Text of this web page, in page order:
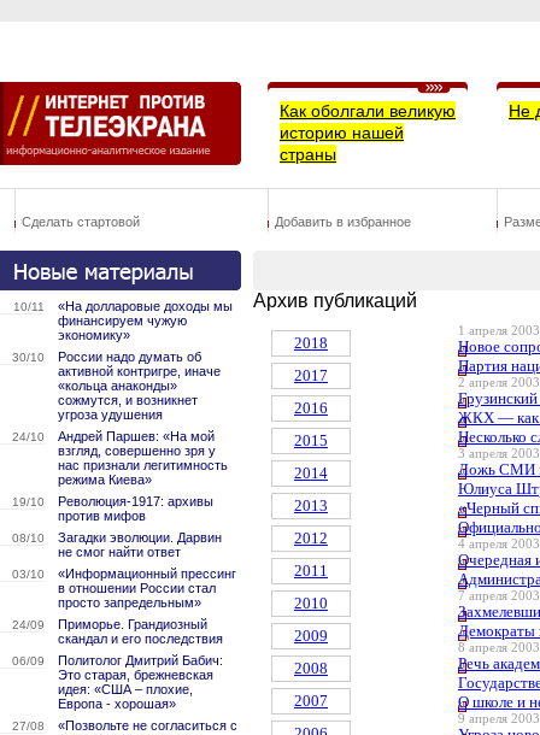
Как оболгали великую
историю нашей
страны
Не
Сделать стартовой Добавить в избранное
10/11
«На долларовые доходы мы
финансируем чужую
экономику»
30/10
России надо думать об
активной контригре, иначе
«кольца анаконды»
сожмутся, и возникнет
угроза удушения
24/10
Андрей Паршев: «На мой
взгляд, совершенно зря у
нас признали легитимность
режима Киева»
19/10
Революция-1917: архивы
против мифов
08/10
Загадки эволюции. Дарвин
не смог найти ответ
03/10
«Информационный прессинг
в отношении России стал
просто запредельным»
24/09
Приморье. Грандиозный
скандал и его последствия
06/09
Политолог Дмитрий Бабич:
Это старая, брежневская
идея: «США – плохие,
Европа - хорошая»
27/08
«Позвольте не согласиться с
Архив публикаций
2018
2017
2016
2015
2014
2013
2012
2011
2010
2009
2008
2007
1 апреля
Новое
Партия
2 апреля
ЖКХ — как
Несколько
3 апреля
Ложь СМИ и
Юлиуса
«Черный
4 апреля
Очередная
7 апреля
Демократы
8 апреля
Речь
О школе и
9 апреля